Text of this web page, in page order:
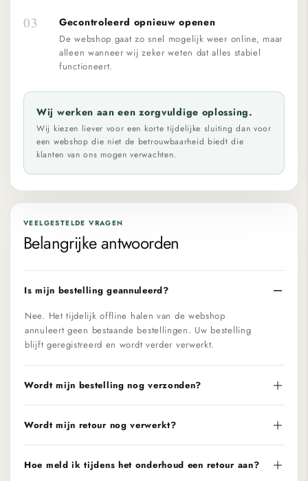
03 Gecontroleerd opnieuw openen
De webshop gaat zo snel mogelijk weer online, maar
alleen wanneer wij zeker weten dat alles stabiel
functioneert.
Wij werken aan een zorgvuldige oplossing.
Wij kiezen liever voor een korte tijdelijke sluiting dan voor
een webshop die niet de betrouwbaarheid biedt die
klanten van ons mogen verwachten.
VEELGESTELDE VRAGEN
Belangrijke antwoorden
Is mijn bestelling geannuleerd?
Nee. Het tijdelijk offline halen van de webshop
annuleert geen bestaande bestellingen. Uw bestelling
blijft geregistreerd en wordt verder verwerkt.
Wordt mijn bestelling nog verzonden?
Wordt mijn retour nog verwerkt?
Hoe meld ik tijdens het onderhoud een retour aan?